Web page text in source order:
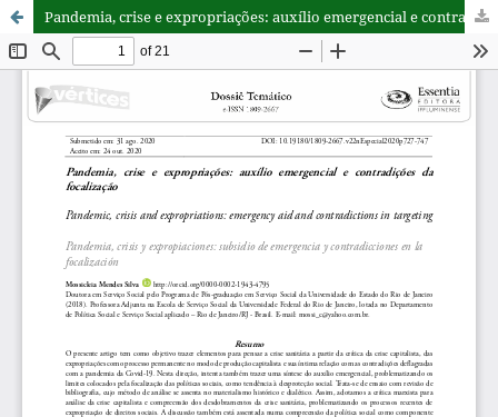
Pandemia, crise e expropriações: auxílio emergencial e contradições da focalização